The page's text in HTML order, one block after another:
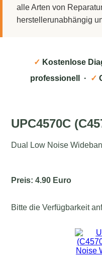
alle Arten von
herstellerunabhängig
✓ Kostenlose
professionell ·
✓
UPC4570C
Dual Low Noise
Preis: 4.90 Euro
Bitte die Verfügbarkeit